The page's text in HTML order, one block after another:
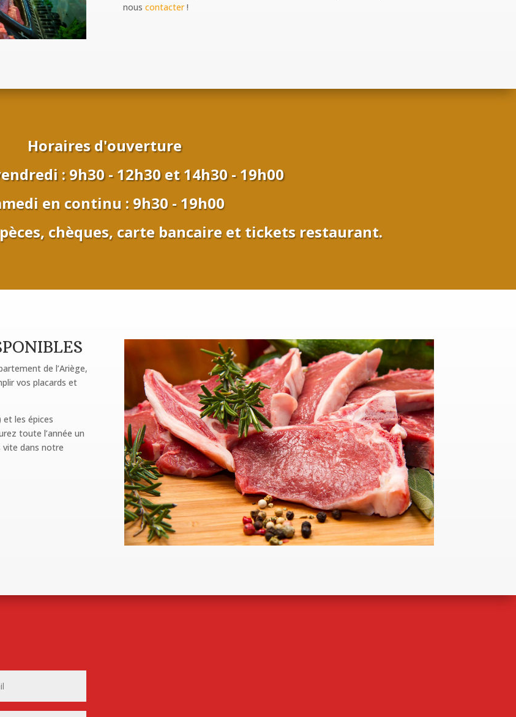
nous contacter!
Horaires d'ouverture
: 9h30 - 12h30 et 14h30 - 19h00
en continu : 9h30 - 19h00
chèques, carte bancaire et tickets restaurant.
de l’Ariège,
vos placards et
les épices
toute l’année un
vite dans notre